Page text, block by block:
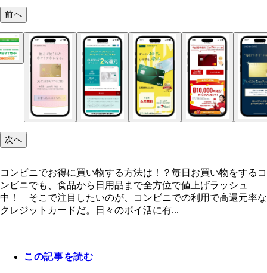
【毎日がクーポンラッシュ！ 大手3コンビニの公
リ】■セブン－イレブン アプリ限定のクーポンや
ンペーンが充実。三井住友カードと連携したVポイ
のキャンペーンも本アプリを利用することが条件
も可能。クーポンやキャンペーン、スタンプラリ
のサービスを展開中 ■ファミリーマート クーポ
キャンペーンもありつつ、ファミマ独自のチャー
ード決済であるファミペイを利用できるのが特徴
ファミリーマートの系列クレカである「ファミマT
ド」が、今年1月で新規入会受け付けを終了。しか
在利用中のユーザーは、継続して決済可能。今後
ァミペイとの連携で高還元かつ独自のオトク要素
した後継クレカの登場に期待です！
載する「ビックカメラSuicaカード」（年1回の利用
会費無料）をオートチャージ設定し、スマホやカ
のもので利用すれば、JREポイントが常に1.5％還
まったJREポイントはSuicaにチャージ、グリーン
KDDIの基本料0円の通信料金プラン「povo2.0」。
ンに来店するだけで100MB（月10回）のデータ容
らえる独自サービスを展開中。（右）「Pontaパス
額548円）は、ローソンで使える600円相当のクー
貯めたポイントは消費することが正義！ 有効期
定されていない永久不滅ポイントはポイントの消
れがち。ポイントで支払いができる『セゾンポイ
ール』やポイント交換などでガンガン消費しまし
前へ
次へ
コンビニでお得に買い物する方法は！？毎日お買い物をするコ
ンビニでも、食品から日用品まで全方位で値上げラッシュ
中！ そこで注目したいのが、コンビニでの利用で高還元率な
クレジットカードだ。日々のポイ活に有...
この記事を読む